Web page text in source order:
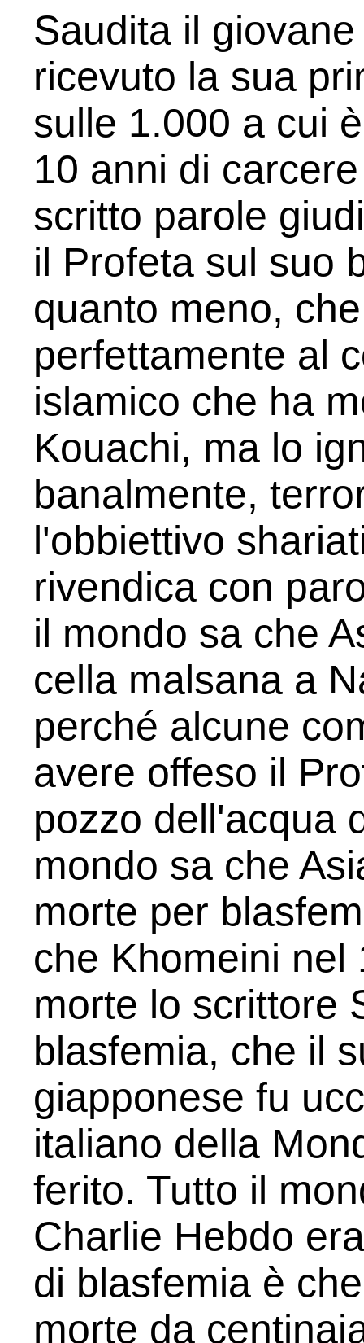
Saudita il
ricevuto la sua
sulle 1.000 a cui
10 anni di
scritto parole
il Profeta sul suo
quanto meno,
perfettamente al
islamico che ha
Kouachi, ma lo
banalmente,
l'obbiettivo
rivendica con
il mondo sa che
cella malsana a
perché alcune
avere offeso il
pozzo dell'acqua
mondo sa che
morte per
che Khomeini nel
morte lo scrittore
blasfemia, che il
giapponese fu
italiano della
ferito. Tutto il
Charlie Hebdo
di blasfemia è
morte da